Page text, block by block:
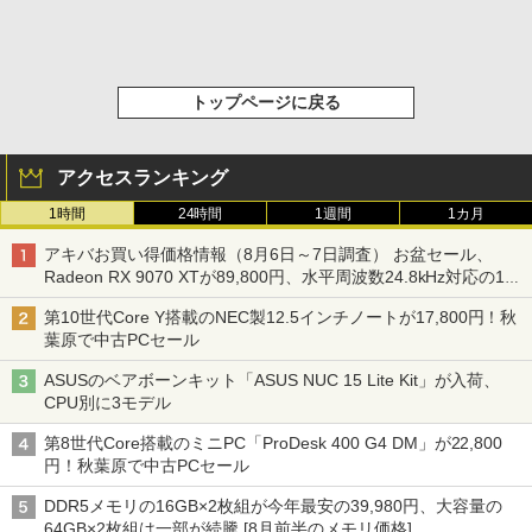
トップページに戻る
アクセスランキング
1時間 24時間 1週間 1カ月
アキバお買い得価格情報（8月6日～7日調査） お盆セール、
Radeon RX 9070 XTが89,800円、水平周波数24.8kHz対応の17
型モニターが9,801円、暑さ指数連動セール ほか
第10世代Core Y搭載のNEC製12.5インチノートが17,800円！秋
葉原で中古PCセール
ASUSのベアボーンキット「ASUS NUC 15 Lite Kit」が入荷、
CPU別に3モデル
第8世代Core搭載のミニPC「ProDesk 400 G4 DM」が22,800
円！秋葉原で中古PCセール
DDR5メモリの16GB×2枚組が今年最安の39,980円、大容量の